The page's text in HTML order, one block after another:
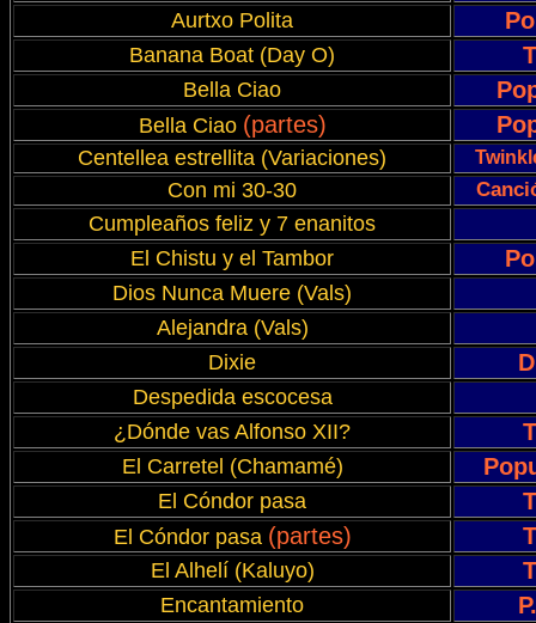
Aurtxo Polita
Banana Boat (Day O)
Bella Ciao
Bella Ciao (partes)
Centellea estrellita (Variaciones)
Con mi 30-30
Cumpleaños feliz y 7 enanitos
El Chistu y el Tambor
Dios Nunca Muere (Vals)
Alejandra (Vals)
Dixie
Despedida escocesa
¿Dónde vas Alfonso XII?
El Carretel (Chamamé)
El Cóndor pasa
El Cóndor pasa (partes)
El Alhelí (Kaluyo)
Encantamiento